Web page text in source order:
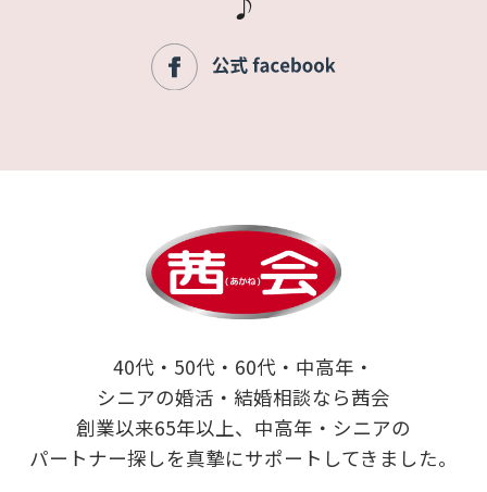
40代・50代・60代・中高年・
シニアの婚活・結婚相談なら茜会
創業以来65年以上、中高年・シニアの
パートナー探しを真摯にサポートしてきました。